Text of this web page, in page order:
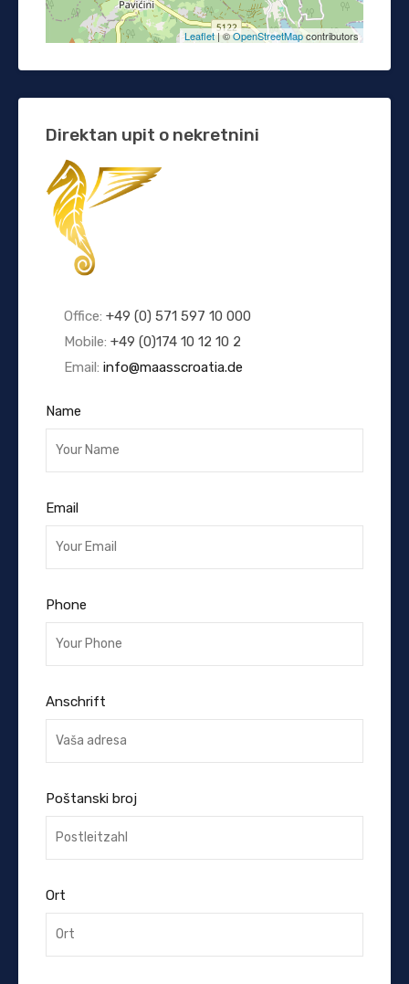
Leaflet| ©OpenStreetMapcontributors
Direktan upit o nekretnini
Office: +49 (0) 571 597 10 000
Mobile: +49 (0)174 10 12 10 2
Email: info@maasscroatia.de
Name
Email
Phone
Anschrift
Poštanski broj
Ort